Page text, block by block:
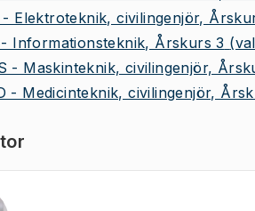
- Elektroteknik, civilingenjör,
Informationsteknik, Årskurs 3
- Maskinteknik, civilingenjör,
- Medicinteknik, civilingenjör,